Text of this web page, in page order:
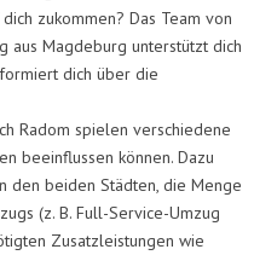
zukommen? Das Team von
aus Magdeburg unterstützt dich
dich über die
Radom spielen verschiedene
beeinflussen können. Dazu
den beiden Städten, die Menge
(z. B. Full-Service-Umzug
Zusatzleistungen wie